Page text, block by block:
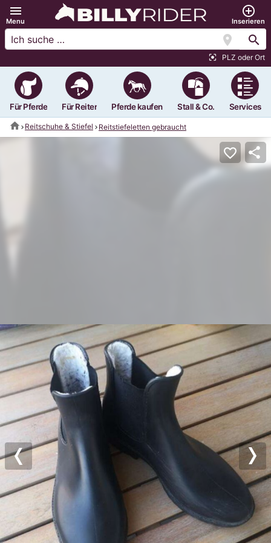
menu
Menu
add_circle_outline
Inserieren
location_on search
center_focus_strong PLZ oder Ort
Für Pferde Für Reiter Pferde kaufen Stall & Co. Services
home Reitschuhe & Stiefel Reitstiefeletten gebraucht
Previous
favorite_border share